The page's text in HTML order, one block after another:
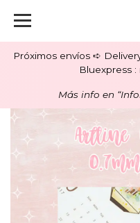
Próximos envíos ➪
Bluexpress :
Más info en